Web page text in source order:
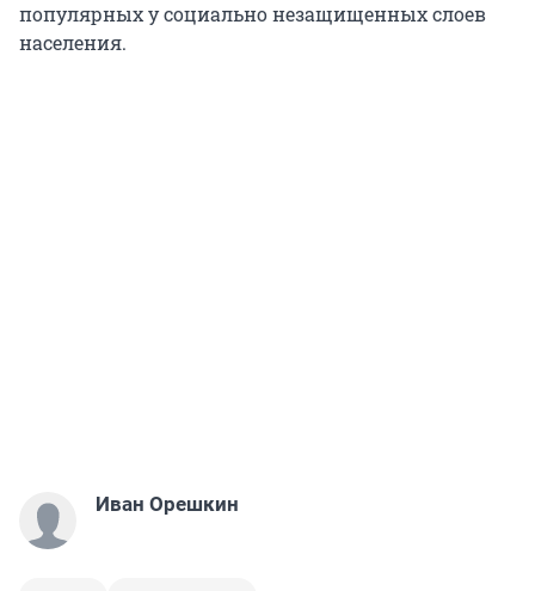
популярных у социально незащищенных слоев
населения.
Иван Орешкин